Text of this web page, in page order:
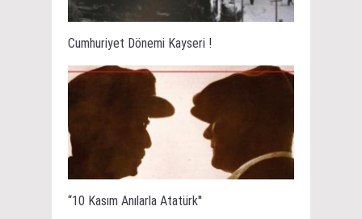
Cumhuriyet Dönemi Kayseri !
“10 Kasım Anılarla Atatürk''